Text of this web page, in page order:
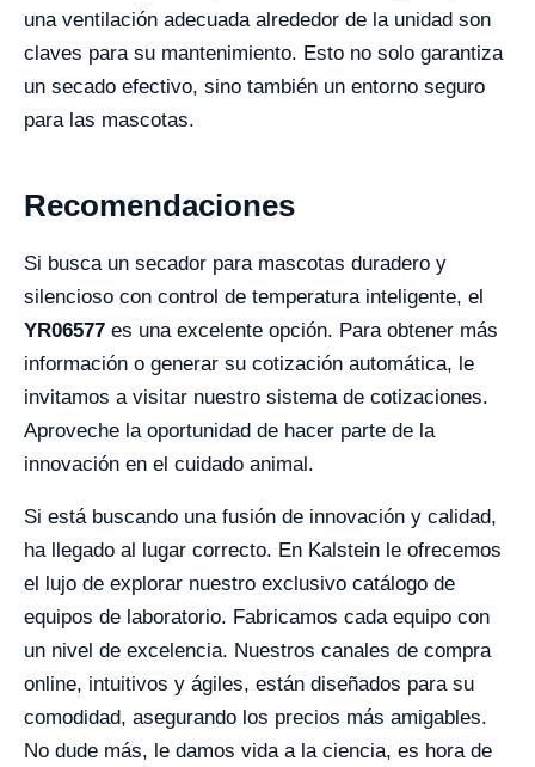
una ventilación adecuada alrededor de la unidad son
claves para su mantenimiento. Esto no solo garantiza
un secado efectivo, sino también un entorno seguro
para las mascotas.
Recomendaciones
Si busca un secador para mascotas duradero y
silencioso con control de temperatura inteligente, el
YR06577 es una excelente opción. Para obtener más
información o generar su cotización automática, le
invitamos a visitar nuestro sistema de cotizaciones.
Aproveche la oportunidad de hacer parte de la
innovación en el cuidado animal.
Si está buscando una fusión de innovación y calidad,
ha llegado al lugar correcto. En Kalstein le ofrecemos
el lujo de explorar nuestro exclusivo catálogo de
equipos de laboratorio. Fabricamos cada equipo con
un nivel de excelencia. Nuestros canales de compra
online, intuitivos y ágiles, están diseñados para su
comodidad, asegurando los precios más amigables.
No dude más, le damos vida a la ciencia, es hora de